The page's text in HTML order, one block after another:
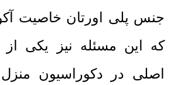
جنس پلی اورتان خاصیت
که این مسئله نیز یکی
اصلی در دکوراسیون